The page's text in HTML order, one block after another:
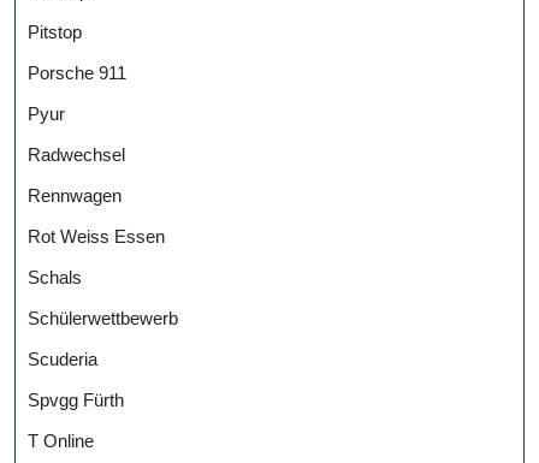
Pitstop
Porsche 911
Pyur
Radwechsel
Rennwagen
Rot Weiss Essen
Schals
Schülerwettbewerb
Scuderia
Spvgg Fürth
T Online